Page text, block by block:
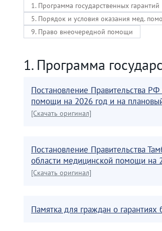
1. Программа государственных гарантий
5. Порядок и условия оказания мед.
9. Право внеочередной помощи
1. Программа
Постановление Правительства
помощи на 2026 год и на
[Скачать оригинал]
Постановление Правительства
области медицинской помощи на
[Скачать оригинал]
Памятка для граждан о